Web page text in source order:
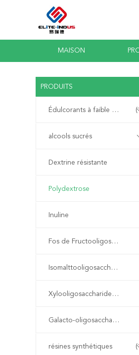
MAISON
PRODUITS
Édulcorants à faible teneur en calories
alcools sucrés
Dextrine résistante
Polydextrose
Inuline
Fos de Fructooligosaccharide
Isomalttooligosaccharide OMI
Xylooligosaccharide XOS
Galacto-oligosaccharide GOS
résines synthétiques